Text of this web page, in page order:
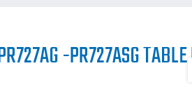
-PR727ASG TABLE